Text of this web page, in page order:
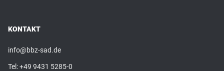
KONTAKT
info@bbz-sad.de
Tel:+49 9431 5285-0